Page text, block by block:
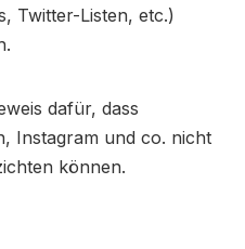
Twitter-Listen, etc.)
dafür, dass
Instagram und co. nicht
können.